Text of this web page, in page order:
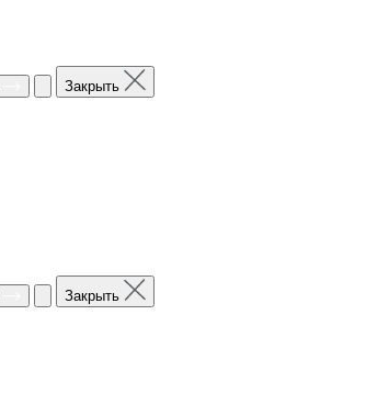
Закрыть
Закрыть